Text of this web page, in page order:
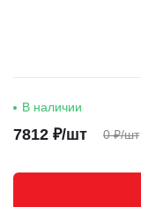
В наличии
7812 ₽/шт 0 ₽/шт